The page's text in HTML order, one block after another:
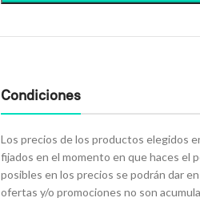
Condiciones
Los precios de los productos elegidos
fijados en el momento en que haces el
posibles en los precios se podrán dar
ofertas y/o promociones no son